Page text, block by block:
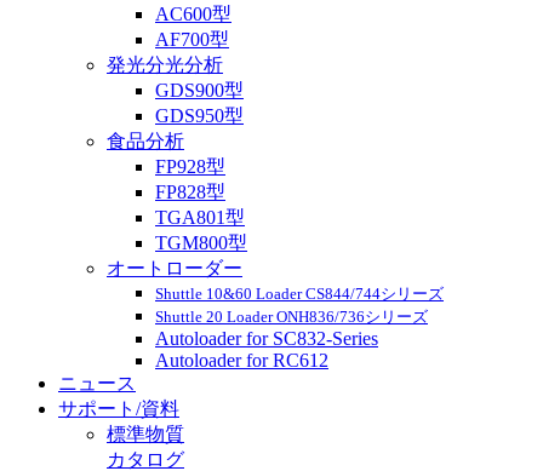
AC600型
AF700型
発光分光分析
GDS900型
GDS950型
食品分析
FP928型
FP828型
TGA801型
TGM800型
オートローダー
Shuttle 10&60 Loader CS844/744シリーズ
Shuttle 20 Loader ONH836/736シリーズ
Autoloader for SC832-Series
Autoloader for RC612
ニュース
サポート/資料
標準物質
カタログ